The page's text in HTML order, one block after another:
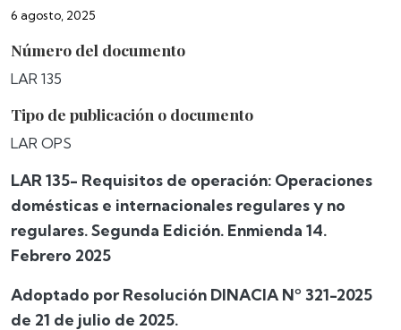
6 agosto, 2025
Número del documento
LAR 135
Tipo de publicación o documento
LAR OPS
LAR 135- Requisitos de operación: Operaciones
domésticas e internacionales regulares y no
regulares. Segunda Edición. Enmienda 14.
Febrero 2025
Adoptado por Resolución DINACIA Nº 321-2025
de 21 de julio de 2025.